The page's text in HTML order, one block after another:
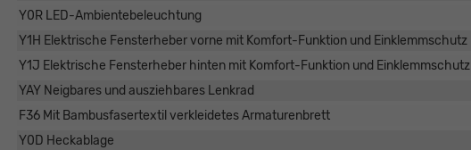
Y0R LED-Ambientebeleuchtung
Y1H Elektrische Fensterheber vorne mit Komfort-Funktion und Einklemmschutz
Y1J Elektrische Fensterheber hinten mit Komfort-Funktion und Einklemmschutz
YAY Neigbares und ausziehbares Lenkrad
F36 Mit Bambusfasertextil verkleidetes Armaturenbrett
Y0D Heckablage